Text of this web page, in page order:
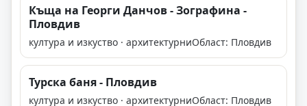
Къща на Георги Данчов - Зографина -
Пловдив
култура и изкуство · архитектурниОбласт: Пловдив
Турска баня - Пловдив
култура и изкуство · архитектурниОбласт: Пловдив